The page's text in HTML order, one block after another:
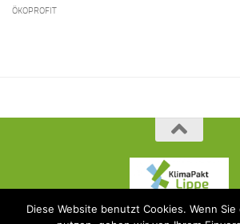
ÖKOPROFIT
Diese Website benutzt Cookies. Wenn